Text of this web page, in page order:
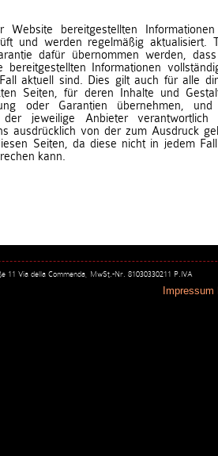
Website bereitgestellten
und werden regelmäßig aktualisiert.
dafür übernommen werden,
bereitgestellten Informationen
aktuell sind. Dies gilt auch für alle
Seiten, für deren Inhalte und
oder Garantien übernehmen,
der jeweilige Anbieter
ausdrücklich von der zum Ausdruck
Seiten, da diese nicht in jedem
kann.
11 Via della Commenda, MwSt.-Nr. 81030330211 P.IVA
Impressum